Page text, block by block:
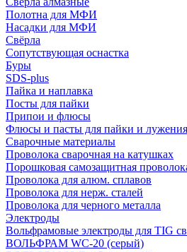
Полотна для МФИ
Насадки для МФИ
Свёрла
Сопутствующая оснастка
Буры
SDS-plus
Пайка и наплавка
Посты для пайки
Припои и флюсы
Флюсы и пасты для пайки и лужения
Сварочные материалы
Проволока сварочная на катушках
Порошковая самозащитная
Проволока для алюм. сплавов
Проволока для нерж. сталей
Проволока для черного металла
Электроды
Вольфрамовые электроды для TIG
ВОЛЬФРАМ WC-20 (серый)